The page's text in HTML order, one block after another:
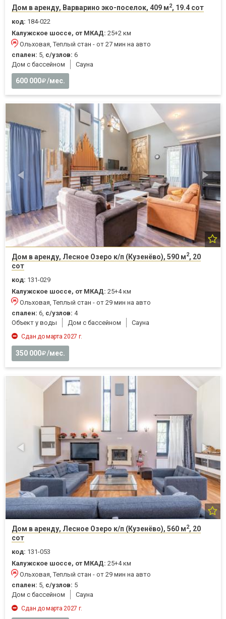
Дом в аренду, Варварино эко-поселок, 409 м2, 19.4 сот
код: 184-022
Калужское шоссе, от МКАД: 25+2 км
Ольховая, Теплый стан - от 27 мин на авто
спален: 5, с/узлов: 6
Дом с бассейном
Cауна
600 000 /мес.
Дом в аренду, Лесное Озеро к/п (Кузенёво), 590 м2, 20
сот
код: 131-029
Калужское шоссе, от МКАД: 25+4 км
Ольховая, Теплый стан - от 29 мин на авто
спален: 6, с/узлов: 4
Объект у воды
Дом с бассейном Cауна
Сдан до марта 2027 г.
350 000 /мес.
Дом в аренду, Лесное Озеро к/п (Кузенёво), 560 м2, 20
сот
код: 131-053
Калужское шоссе, от МКАД: 25+4 км
Ольховая, Теплый стан - от 29 мин на авто
спален: 5, с/узлов: 5
Дом с бассейном
Cауна
Сдан до марта 2027 г.